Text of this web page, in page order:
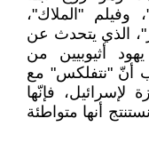
وفيلم "الملاك"،
الذي يتحدث عن
أثيوبيين من
أنّ "نتفلكس" مع
لإسرائيل، فإنّها
أنها متواطئة